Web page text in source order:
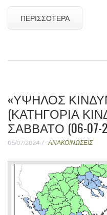
ΠΕΡΙΣΣΌΤΕΡΑ
«ΥΨΗΛΟΣ
(ΚΑΤΗΓΟΡΊΑ
ΣΆΒΒΑΤΟ (06-07-
05/07/2024 ΑΝΑΚΟΙΝΩΣΕΙΣ